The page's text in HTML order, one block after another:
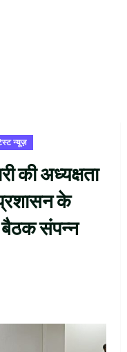
न्यूज़
की अध्यक्षता
के
बैठक संपन्न